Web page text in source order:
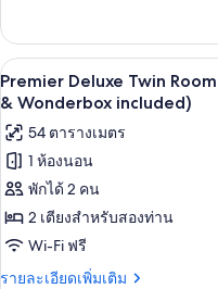
Lounge
Access
(Cimer
&
Wonderbox
included)
เกี่ยว
กับ
Premier
Deluxe
Room
with
Club
Lounge
Access
&
Wonderbox
เปิด
ภาพถ่าย
ทั้งหมด
ของ
Premier
Deluxe
Twin
Room
3
Premier Deluxe Twin
& Wonderbox included)
54 ตารางเมตร
1 ห้องนอน
พักได้ 2 คน
2 เตียงสำหรับสองท่าน
Wi-Fi ฟรี
รายละเอียดเพิ่มเติม
ราย